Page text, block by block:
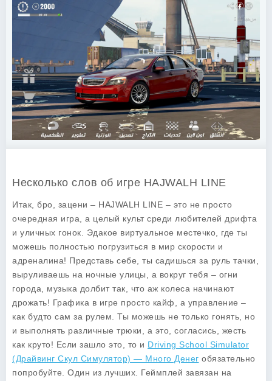
Несколько слов об игре HAJWALH LINE
Итак, бро, зацени – HAJWALH LINE – это не просто
очередная игра, а целый культ среди любителей дрифта
и уличных гонок. Эдакое виртуальное местечко, где ты
можешь полностью погрузиться в мир скорости и
адреналина! Представь себе, ты садишься за руль тачки,
выруливаешь на ночные улицы, а вокруг тебя – огни
города, музыка долбит так, что аж колеса начинают
дрожать! Графика в игре просто кайф, а управление –
как будто сам за рулем. Ты можешь не только гонять, но
и выполнять различные трюки, а это, согласись, жесть
как круто! Если зашло это, то и Driving School Simulator
(Драйвинг Скул Симулятор) — Много Денег обязательно
попробуйте. Один из лучших. Геймплей завязан на